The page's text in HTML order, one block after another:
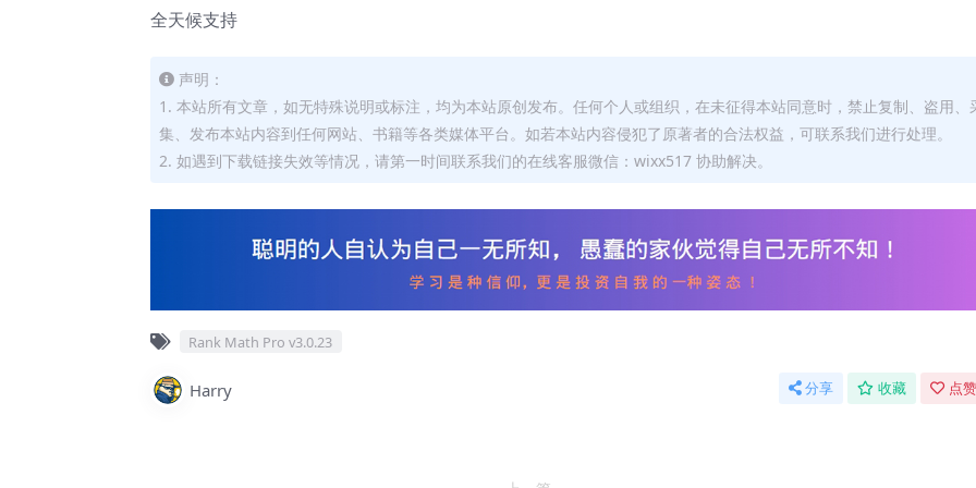
全天候支持
声明：
1. 本站所有文章，如无特殊说明或标注，均为本站原创发布。任何个人或组织，在未征得本站同意时，禁止复制、盗用、
集、发布本站内容到任何网站、书籍等各类媒体平台。如若本站内容侵犯了原著者的合法权益，可联系我们进行处理。
2. 如遇到下载链接失效等情况，请第一时间联系我们的在线客服微信：wixx517 协助解决。
Rank Math Pro v3.0.23
Harry 分享 收藏 点